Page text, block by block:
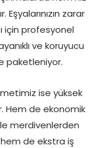
zarar
için profesyonel
ve koruyucu
paketleniyor.
ise yüksek
Hem de ekonomik
merdivenlerden
de ekstra iş